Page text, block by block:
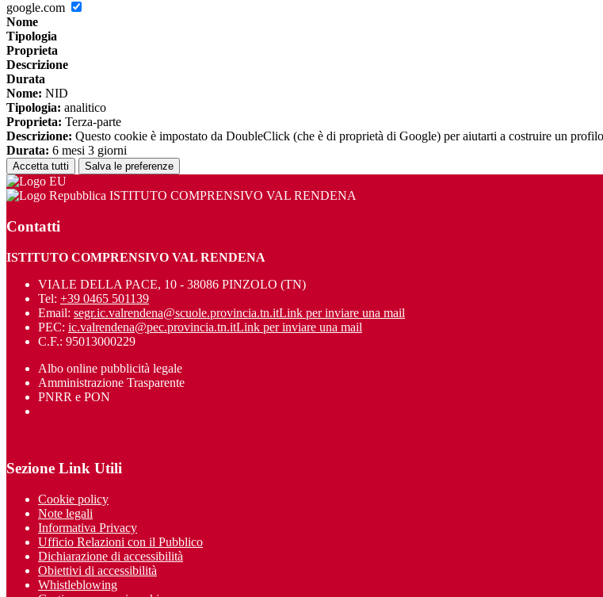
google.com
Nome
Tipologia
Proprieta
Descrizione
Durata
Nome: NID
Tipologia: analitico
Proprieta: Terza-parte
Descrizione: Questo cookie è impostato da DoubleClick (che è di proprietà di Google) per aiutarti a costruire un
Durata: 6 mesi 3 giorni
Accetta tutti Salva le preferenze
ISTITUTO COMPRENSIVO VAL RENDENA
Contatti
ISTITUTO COMPRENSIVO VAL RENDENA
VIALE DELLA PACE, 10 - 38086 PINZOLO (TN)
Tel: +39 0465 501139
Email: segr.ic.valrendena@scuole.provincia.tn.itLink per inviare una mail
PEC: ic.valrendena@pec.provincia.tn.itLink per inviare una mail
C.F.: 95013000229
Albo online pubblicità legale
Amministrazione Trasparente
PNRR e PON
Sezione Link Utili
Cookie policy
Note legali
Informativa Privacy
Ufficio Relazioni con il Pubblico
Dichiarazione di accessibilità
Obiettivi di accessibilità
Whistleblowing